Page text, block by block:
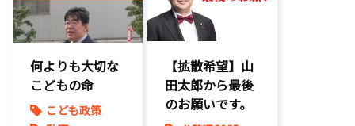
表現規制
エンタメ支援
動画
何よりも大切な
こどもの命
こども政策
【拡散希望】山
田太郎から最後
のお願いです。